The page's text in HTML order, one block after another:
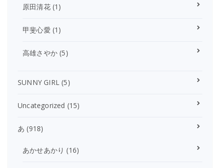
原田清花(1)
甲斐心愛 (1)
高雄さやか (5)
SUNNY GIRL (5)
Uncategorized (15)
あ (918)
あかせあかり (16)